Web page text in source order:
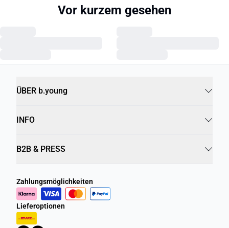
Vor kurzem gesehen
ÜBER b.young
INFO
B2B & PRESS
Zahlungsmöglichkeiten
Lieferoptionen